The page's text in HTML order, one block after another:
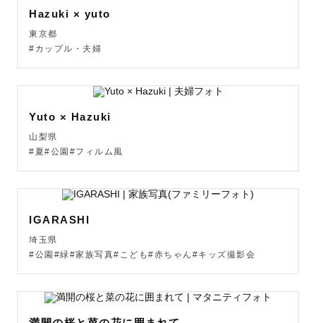
ポートフォリオは写真集のようにこれまでの大切な写真を
掲載しています。
【子ども大好き！教育出身系カメラマンです⭐️】
1997年生まれの27歳です。現在は埼玉県の狭山市に住んで
をしながら、子どもの成長に寄り添うお手伝いをしていま
した。
人の成長に直接かかわる仕事をしてきたからこそ、コミュ
ニケーションを大切に、「写真」だけでなく「楽しい時
間」も提供していくことを心がけています！
撮影が終わってからも続くような関係性を築いていけたら
Hazuki × yuto
東京都
#カップル・夫婦
Yuto × Hazuki
山梨県
#夏#公園#フィルム風
IGARASHI
埼玉県
#公園#緑#家族写真#こども#赤ちゃん#キッズ撮影会